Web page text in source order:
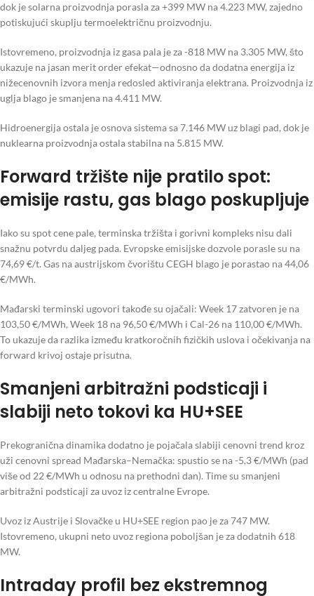
dok je solarna proizvodnja porasla za +399 MW na 4.223 MW, zajedno
potiskujući skuplju termoelektričnu proizvodnju.
Istovremeno, proizvodnja iz gasa pala je za -818 MW na 3.305 MW, što
ukazuje na jasan merit order efekat—odnosno da dodatna energija iz
nižecenovnih izvora menja redosled aktiviranja elektrana. Proizvodnja iz
uglja blago je smanjena na 4.411 MW.
Hidroenergija ostala je osnova sistema sa 7.146 MW uz blagi pad, dok je
nuklearna proizvodnja ostala stabilna na 5.815 MW.
Forward tržište nije pratilo spot:
emisije rastu, gas blago poskupljuje
Iako su spot cene pale, terminska tržišta i gorivni kompleks nisu dali
snažnu potvrdu daljeg pada. Evropske emisijske dozvole porasle su na
74,69 €/t. Gas na austrijskom čvorištu CEGH blago je porastao na 44,06
€/MWh.
Mađarski terminski ugovori takođe su ojačali: Week 17 zatvoren je na
103,50 €/MWh, Week 18 na 96,50 €/MWh i Cal-26 na 110,00 €/MWh.
To ukazuje da razlika između kratkoročnih fizičkih uslova i očekivanja na
forward krivoj ostaje prisutna.
Smanjeni arbitražni podsticaji i
slabiji neto tokovi ka HU+SEE
Prekogranična dinamika dodatno je pojačala slabiji cenovni trend kroz
uži cenovni spread Mađarska–Nemačka: spustio se na -5,3 €/MWh (pad
više od 22 €/MWh u odnosu na prethodni dan). Time su smanjeni
arbitražni podsticaji za uvoz iz centralne Evrope.
Uvoz iz Austrije i Slovačke u HU+SEE region pao je za 747 MW.
Istovremeno, ukupni neto uvoz regiona poboljšan je za dodatnih 618
MW.
Intraday profil bez ekstremnog